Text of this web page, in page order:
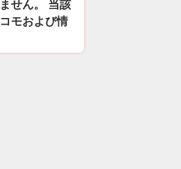
せん。 当該
モおよび情